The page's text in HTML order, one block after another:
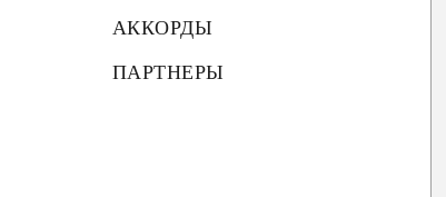
АККОРДЫ
ПАРТНЕРЫ